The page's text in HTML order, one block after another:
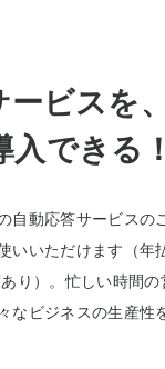
ービスを
入できる
自動応答サービスの
いいただけます（年
り）。忙しい時間の
なビジネスの生産性